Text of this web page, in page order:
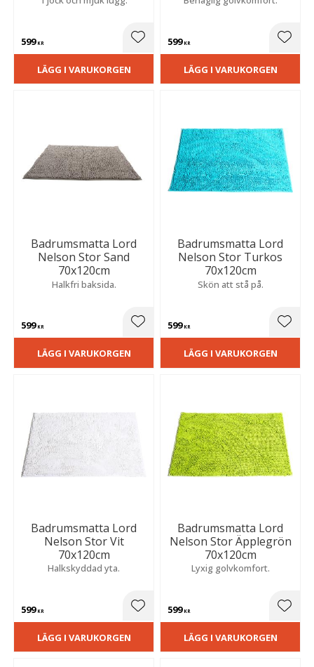
599KR Lägg till i favoriter
LÄGG I VARUKORGEN
599KR
LÄGG I VARUKORGEN
Badrumsmatta Lord
Nelson Stor Sand
70x120cm
Halkfri baksida.
599KR Lägg till i favoriter
LÄGG I VARUKORGEN
Badrumsmatta Lord
Nelson Stor Turkos
70x120cm
Skön att stå på.
599KR
LÄGG I VARUKORGEN
Badrumsmatta Lord
Nelson Stor Vit
70x120cm
Halkskyddad yta.
599KR Lägg till i favoriter
LÄGG I VARUKORGEN
Badrumsmatta Lord
Nelson Stor Äpplegrön
70x120cm
Lyxig golvkomfort.
599KR
LÄGG I VARUKORGEN